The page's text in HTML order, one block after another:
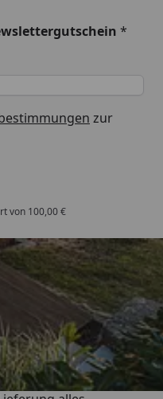
*
zur
von 100,00 €
/ 5
über die